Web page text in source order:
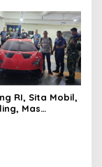
RI, Sita Mobil,
Mas